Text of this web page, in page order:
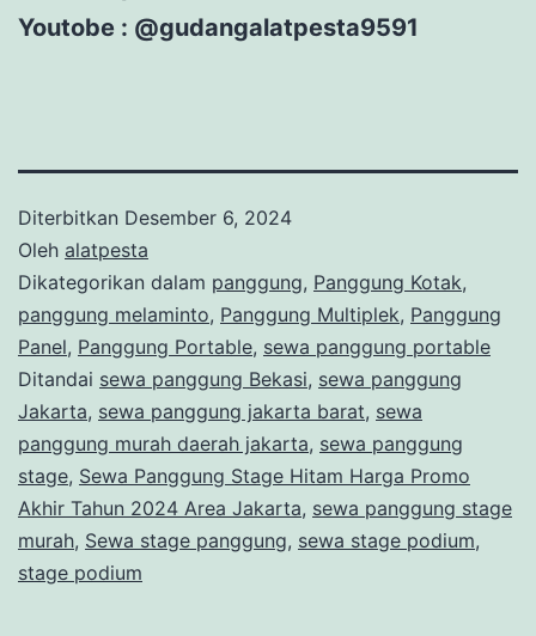
Youtobe : @gudangalatpesta9591
Diterbitkan Desember 6, 2024
Oleh alatpesta
Dikategorikan dalam panggung, Panggung Kotak,
panggung melaminto, Panggung Multiplek, Panggung
Panel, Panggung Portable, sewa panggung portable
Ditandai sewa panggung Bekasi, sewa panggung
Jakarta, sewa panggung jakarta barat, sewa
panggung murah daerah jakarta, sewa panggung
stage, Sewa Panggung Stage Hitam Harga Promo
Akhir Tahun 2024 Area Jakarta, sewa panggung stage
murah, Sewa stage panggung, sewa stage podium,
stage podium